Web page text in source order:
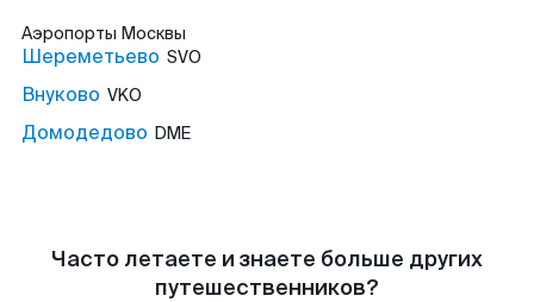
Аэропорты Москвы
Шереметьево SVO
Внуково VKO
Домодедово DME
Часто летаете и знаете больше других
путешественников?